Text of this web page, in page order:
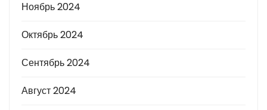
Ноябрь 2024
Октябрь 2024
Сентябрь 2024
Август 2024